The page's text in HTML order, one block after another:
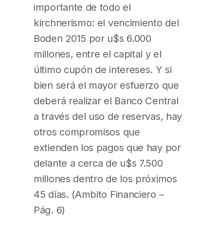
importante de todo el
kirchnerismo: el vencimiento del
Boden 2015 por u$s 6.000
millones, entre el capital y el
último cupón de intereses. Y si
bien será el mayor esfuerzo que
deberá realizar el Banco Central
a través del uso de reservas, hay
otros compromisos que
extienden los pagos que hay por
delante a cerca de u$s 7.500
millones dentro de los próximos
45 días. (Ambito Financiero –
Pág. 6)